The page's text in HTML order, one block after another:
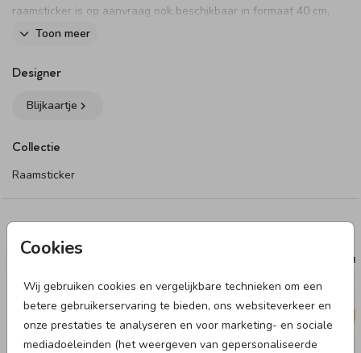
Cookies
Wij gebruiken cookies en vergelijkbare technieken om een
betere gebruikerservaring te bieden, ons websiteverkeer en
onze prestaties te analyseren en voor marketing- en sociale
mediadoeleinden (het weergeven van gepersonaliseerde
raamsticker is op aanvraag ook beschikbaar in formaat 40 cm,
80 cm en 100 cm.
Toon meer
Designer
Blijkaartje
Collectie
Raamsticker